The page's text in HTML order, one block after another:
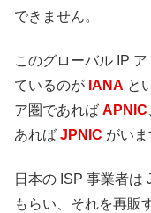
できません。
このグローバル IP
ているのが IANA と
ア圏であれば APNIC
あれば JPNIC がいま
日本の ISP 事業者は
もらい、それを再販